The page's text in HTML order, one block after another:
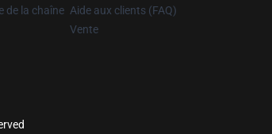
de la chaîne Aide aux clients (FAQ)
Vente